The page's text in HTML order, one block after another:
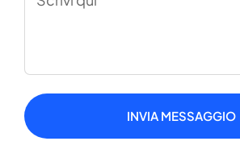
INVIA MESSAGGIO